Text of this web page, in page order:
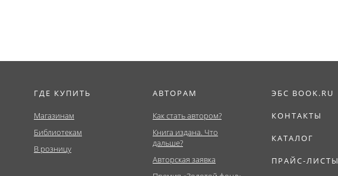
ГДЕ КУПИТЬ
Магазинам
Библиотекам
В розницу
АВТОРАМ
Как стать автором?
Книга издана. Что
дальше?
Авторская заявка
ЭБС BOOK.RU
КОНТАКТЫ
КАТАЛОГ
ПРАЙС-ЛИСТЫ